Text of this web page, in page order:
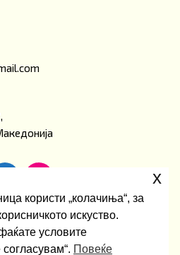
Developed by
користи „колачиња“, за
искуство.
условите
Повеќе
x